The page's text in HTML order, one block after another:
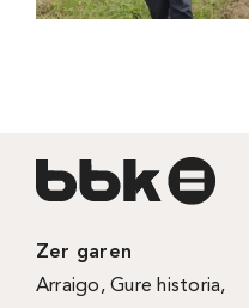
Zer garen
Arraigo,Gure historia,